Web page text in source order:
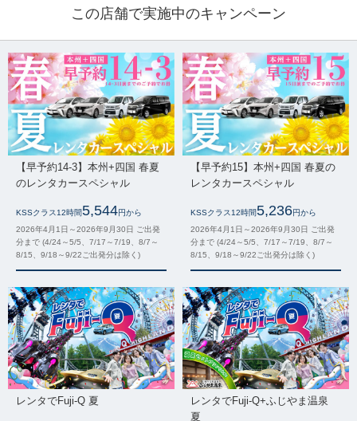
この店舗で実施中のキャンペーン
【早予約14-3】本州+四国 春夏
のレンタカースペシャル
KSSクラス12時間5,544円から
2026年4月1日～2026年9月30日 ご出発
分まで (4/24～5/5、7/17～7/19、8/7～
8/15、9/18～9/22ご出発分は除く)
【早予約15】本州+四国 春夏の
レンタカースペシャル
KSSクラス12時間5,236円から
2026年4月1日～2026年9月30日 ご出発
分まで (4/24～5/5、7/17～7/19、8/7～
8/15、9/18～9/22ご出発分は除く)
レンタでFuji-Q 夏
レンタでFuji-Q+ふじやま温泉
夏